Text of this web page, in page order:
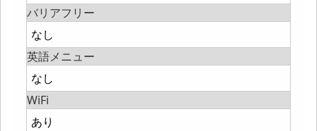
バリアフリー
なし
英語メニュー
なし
WiFi
あり